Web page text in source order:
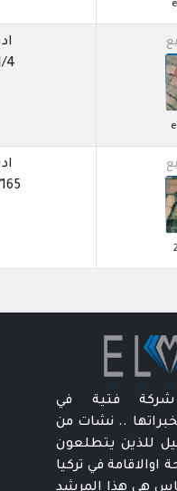
4
فتية في
.. نشات من
للذين يتطلعون
اوالاقامة في تركيا